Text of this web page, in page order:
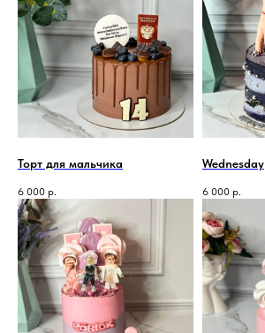
Торт для мальчика
6 000 р.
Wednesday
6 000 р.